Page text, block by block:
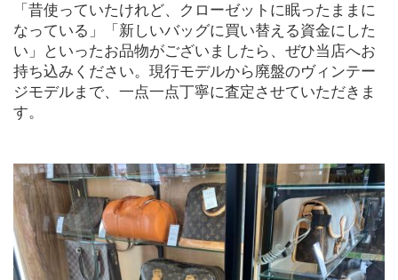
「昔使っていたけれど、クローゼットに眠ったままに
なっている」「新しいバッグに買い替える資金にした
い」といったお品物がございましたら、ぜひ当店へお
持ち込みください。現行モデルから廃盤のヴィンテー
ジモデルまで、一点一点丁寧に査定させていただきま
す。